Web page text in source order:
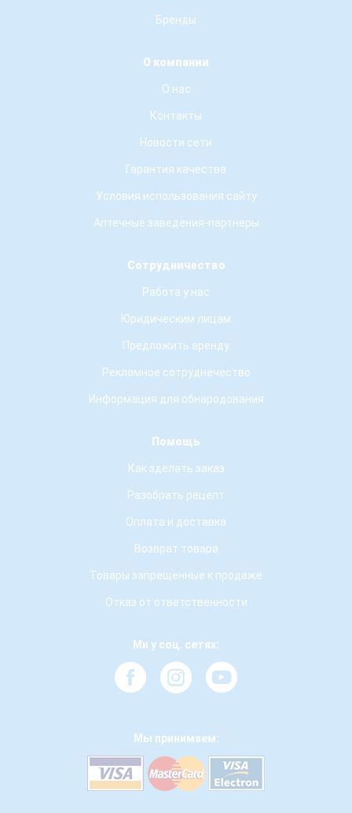
Бренды
О компании
О нас
Контакты
Новости сети
Гарантия качества
Условия использования сайту
Аптечные заведения-партнеры
Сотрудничество
Работа у нас
Юридическим лицам
Предложить аренду
Рекламное сотруднечество
Информация для обнародования
Помощь
Как зделать заказ
Разобрать рецепт
Оплата и доставка
Возврат товара
Товары запрещенные к продаже
Отказ от ответственности
Ми у соц. сетях:
Мы принимаем: